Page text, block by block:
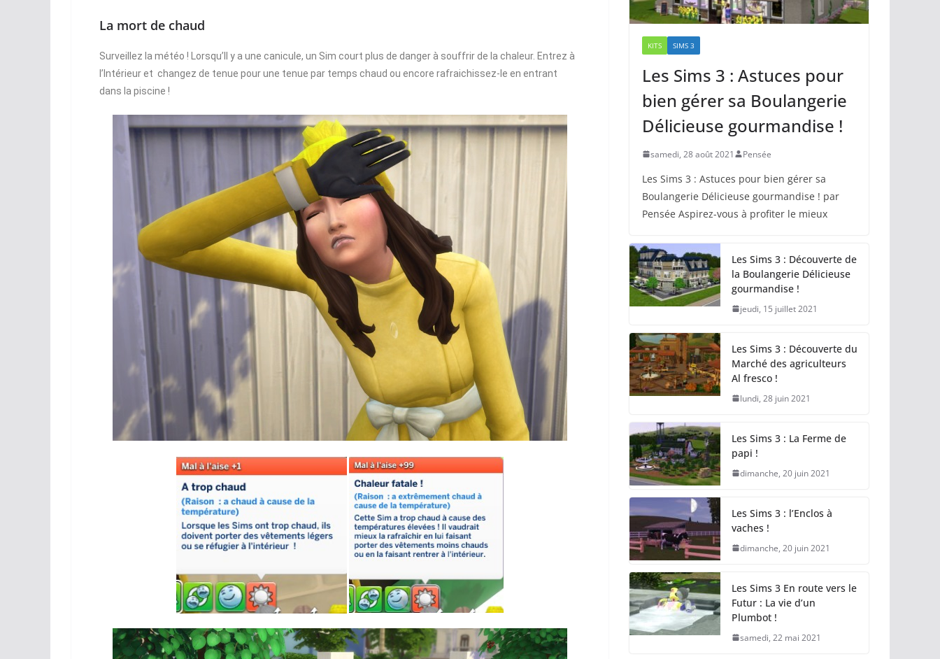
La mort de chaud
Surveillez la météo ! Lorsqu’Il y a une canicule, un Sim court plus de danger à souffrir de la chaleur. Entrez à
l’Intérieur et changez de tenue pour une tenue par temps chaud ou encore rafraichissez-le en entrant
dans la piscine !
KITS SIMS 3
Les Sims 3 : Astuces pour
bien gérer sa Boulangerie
Délicieuse gourmandise !
samedi, 28 août 2021 Pensée
Les Sims 3 : Astuces pour bien gérer sa
Boulangerie Délicieuse gourmandise ! par
Pensée Aspirez-vous à profiter le mieux
Les Sims 3 : Découverte de
la Boulangerie Délicieuse
gourmandise !
jeudi, 15 juillet 2021
Les Sims 3 : Découverte du
Marché des agriculteurs
Al fresco !
lundi, 28 juin 2021
Les Sims 3 : La Ferme de
papi !
dimanche, 20 juin 2021
Les Sims 3 : l’Enclos à
vaches !
dimanche, 20 juin 2021
Les Sims 3 En route vers le
Futur : La vie d’un
Plumbot !
samedi, 22 mai 2021